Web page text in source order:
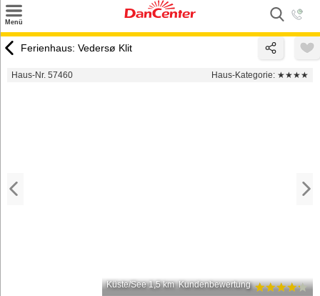
Menü
Urlaubsziele
Ferienhaus: Vedersø Klit
Haus-Nr. 57460 Haus-Kategorie: ★★★★
Küste/See 1,5 km Kundenbewertung